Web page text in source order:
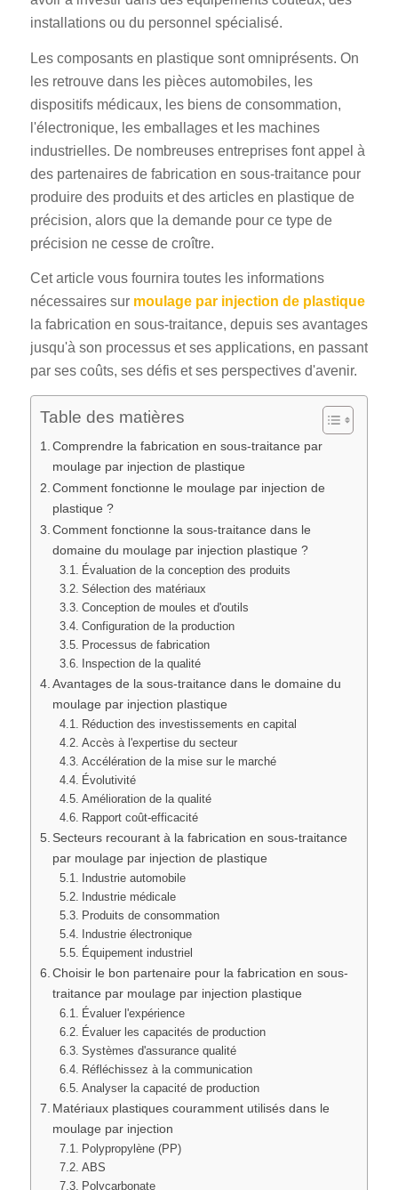
installations ou du personnel spécialisé.
Les composants en plastique sont omniprésents. On
les retrouve dans les pièces automobiles, les
dispositifs médicaux, les biens de consommation,
l'électronique, les emballages et les machines
industrielles. De nombreuses entreprises font appel à
des partenaires de fabrication en sous-traitance pour
produire des produits et des articles en plastique de
précision, alors que la demande pour ce type de
précision ne cesse de croître.
Cet article vous fournira toutes les informations
nécessaires sur moulage par injection de plastique
la fabrication en sous-traitance, depuis ses avantages
jusqu'à son processus et ses applications, en passant
par ses coûts, ses défis et ses perspectives d'avenir.
Table des matières
Comprendre la fabrication en sous-traitance par
moulage par injection de plastique
Comment fonctionne le moulage par injection de
plastique ?
Comment fonctionne la sous-traitance dans le
domaine du moulage par injection plastique ?
Évaluation de la conception des produits
Sélection des matériaux
Conception de moules et d'outils
Configuration de la production
Processus de fabrication
Inspection de la qualité
Avantages de la sous-traitance dans le domaine du
moulage par injection plastique
Réduction des investissements en capital
Accès à l'expertise du secteur
Accélération de la mise sur le marché
Évolutivité
Amélioration de la qualité
Rapport coût-efficacité
Secteurs recourant à la fabrication en sous-traitance
par moulage par injection de plastique
Industrie automobile
Industrie médicale
Produits de consommation
Industrie électronique
Équipement industriel
Choisir le bon partenaire pour la fabrication en sous-
traitance par moulage par injection plastique
Évaluer l'expérience
Évaluer les capacités de production
Systèmes d'assurance qualité
Réfléchissez à la communication
Analyser la capacité de production
Matériaux plastiques couramment utilisés dans le
moulage par injection
Polypropylène (PP)
ABS
Polycarbonate